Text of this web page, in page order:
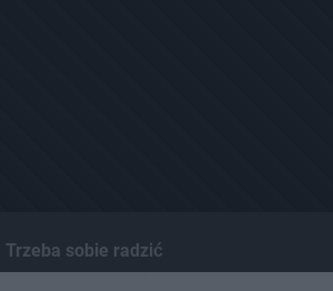
Trzeba sobie radzić